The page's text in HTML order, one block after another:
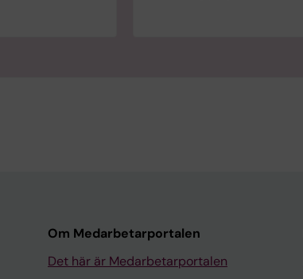
Om Medarbetarportalen
Det här är Medarbetarportalen